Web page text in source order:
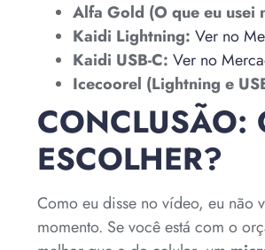
Alfa Gold (O que eu usei
Kaidi Lightning: Ver no
Kaidi USB-C: Ver no
Icecoorel (Lightning e
CONCLUSÃO:
ESCOLHER?
Como eu disse no vídeo, eu não
momento. Se você está com o